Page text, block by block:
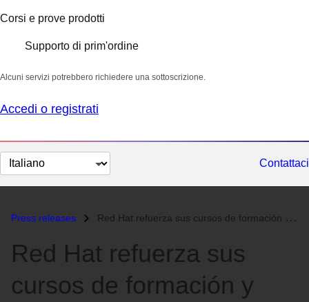
Corsi e prove prodotti
Supporto di prim'ordine
Alcuni servizi potrebbero richiedere una sottoscrizione.
Accedi o registrati
Cambia
lingua
Contattaci
Press releases Red Hat refuerza sus cursos de formación y certificación en España...
Red Hat refuerza sus
cursos de formación y